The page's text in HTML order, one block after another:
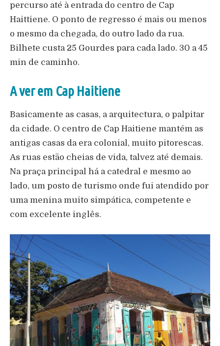
percurso até à entrada do centro de Cap
Haittiene. O ponto de regresso é mais ou menos
o mesmo da chegada, do outro lado da rua.
Bilhete custa 25 Gourdes para cada lado. 30 a 45
min de caminho.
A ver em Cap Haitiene
Basicamente as casas, a arquitectura, o palpitar
da cidade. O centro de Cap Haitiene mantém as
antigas casas da era colonial, muito pitorescas.
As ruas estão cheias de vida, talvez até demais.
Na praça principal há a catedral e mesmo ao
lado, um posto de turismo onde fui atendido por
uma menina muito simpática, competente e
com excelente inglês.